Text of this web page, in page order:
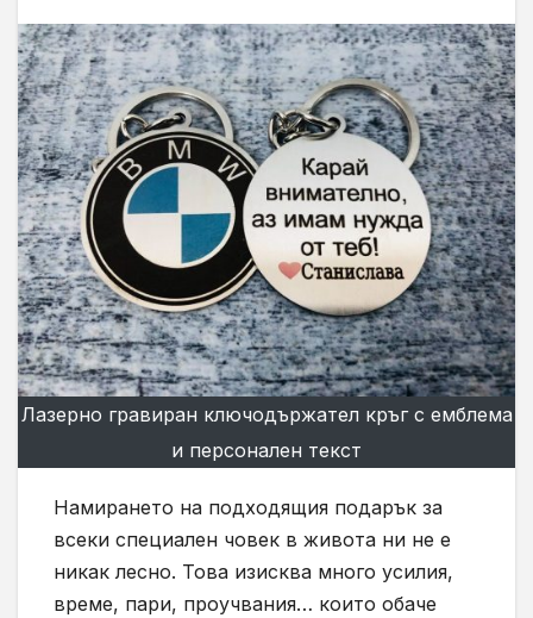
Лазерно гравиран ключодържател кръг с емблема
и персонален текст
Намирането на подходящия подарък за
всеки специален човек в живота ни не е
никак лесно. Това изисква много усилия,
време, пари, проучвания… които обаче